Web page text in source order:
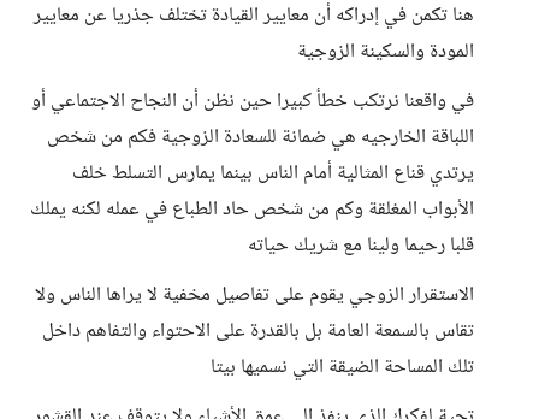
هنا تكمن في إدراكه أن معايير القيادة تختلف جذريا عن معايير
المودة والسكينة الزوجية
في واقعنا نرتكب خطأ كبيرا حين نظن أن النجاح الاجتماعي أو
اللباقة الخارجيه هي ضمانة للسعادة الزوجية فكم من شخص
يرتدي قناع المثالية أمام الناس بينما يمارس التسلط خلف
الأبواب المغلقة وكم من شخص حاد الطباع في عمله لكنه يملك
قلبا رحيما ولينا مع شريك حياته
الاستقرار الزوجي يقوم على تفاصيل مخفية لا يراها الناس ولا
تقاس بالسمعة العامة بل بالقدرة على الاحتواء والتفاهم داخل
تلك المساحة الضيقة التي نسميها بيتا